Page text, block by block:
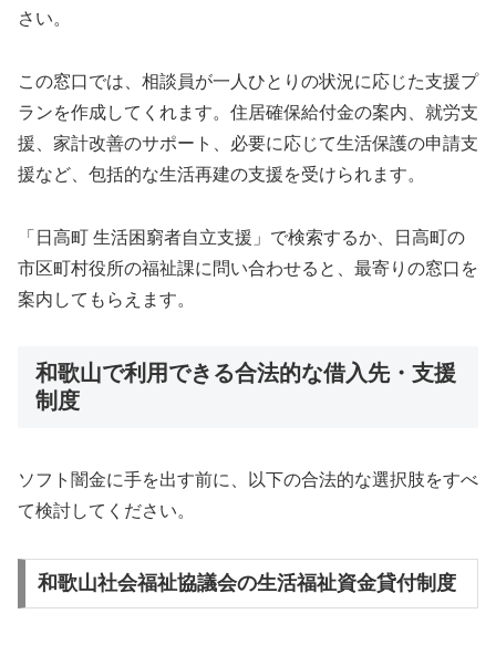
さい。
この窓口では、相談員が一人ひとりの状況に応じた支援プ
ランを作成してくれます。住居確保給付金の案内、就労支
援、家計改善のサポート、必要に応じて生活保護の申請支
援など、包括的な生活再建の支援を受けられます。
「日高町 生活困窮者自立支援」で検索するか、日高町の
市区町村役所の福祉課に問い合わせると、最寄りの窓口を
案内してもらえます。
和歌山で利用できる合法的な借入先・支援
制度
ソフト闇金に手を出す前に、以下の合法的な選択肢をすべ
て検討してください。
和歌山社会福祉協議会の生活福祉資金貸付制度